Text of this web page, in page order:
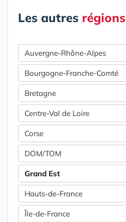
Les autres régions
Auvergne-Rhône-Alpes
Bourgogne-Franche-Comté
Bretagne
Centre-Val de Loire
Corse
DOM/TOM
Grand Est
Hauts-de-France
Île-de-France